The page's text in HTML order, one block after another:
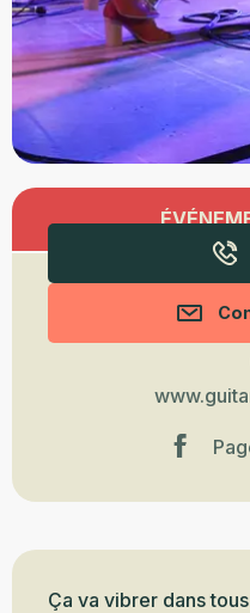
Ouverture et
Description
Ça va vibrer dans